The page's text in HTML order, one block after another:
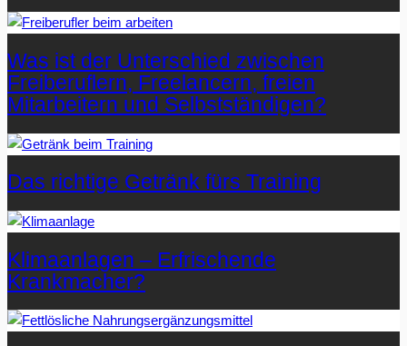
Was ist der Unterschied zwischen
Freiberuflern, Freelancern, freien
Mitarbeitern und Selbstständigen?
Das richtige Getränk fürs Training
Klimaanlagen – Erfrischende
Krankmacher?